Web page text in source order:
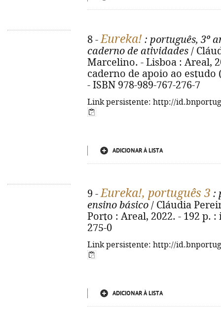
8 -Eureka! : português, 3º
caderno de atividades /
Marcelino. - Lisboa : Areal,
caderno de apoio ao estudo
- ISBN 978-989-767-276-7
Link persistente: http://
ADICIONAR À LISTA
9 -Eureka!, português 3 :
ensino básico / Cláudia
Porto : Areal, 2022. - 192 p. :
275-0
Link persistente: http://
ADICIONAR À LISTA